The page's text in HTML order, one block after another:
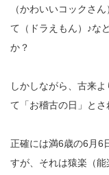
（かわいいコックさ
て（ドラえもん）♪な
か？
しかしながら、古来
て「お稽古の日」とさ
正確には満6歳の6月6
すが、それは猿楽（